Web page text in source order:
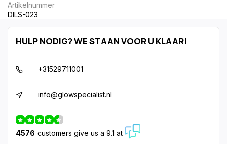
Artikelnummer
DILS-023
HULP NODIG? WE STAAN VOOR U KLAAR!
+31529711001
info@glowspecialist.nl
4576 customers give us a 9.1 at